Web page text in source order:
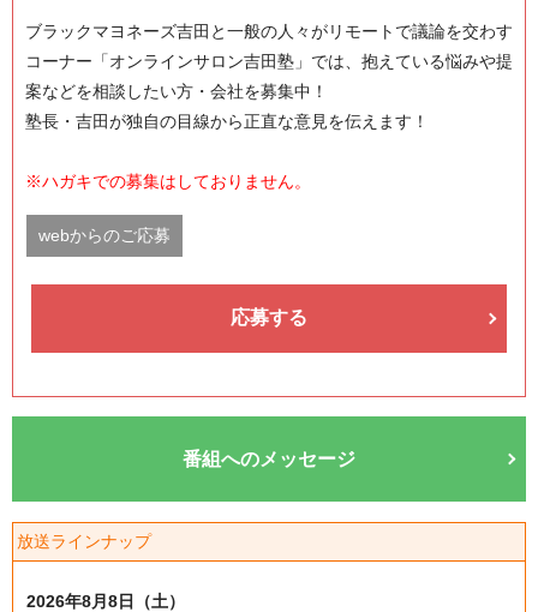
ブラックマヨネーズ吉田と一般の人々がリモートで議論を交わす
コーナー「オンラインサロン吉田塾」では、抱えている悩みや提
案などを相談したい方・会社を募集中！
塾長・吉田が独自の目線から正直な意見を伝えます！
※ハガキでの募集はしておりません。
webからのご応募
応募する
番組へのメッセージ
放送ラインナップ
2026年8月8日（土）